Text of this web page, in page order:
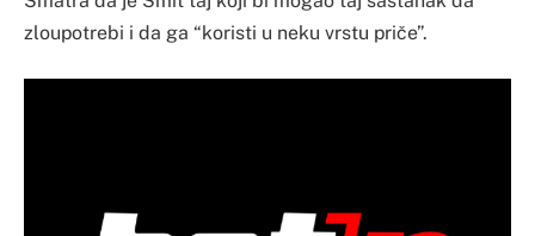
zloupotrebi i da ga “koristi u neku vrstu priče”.